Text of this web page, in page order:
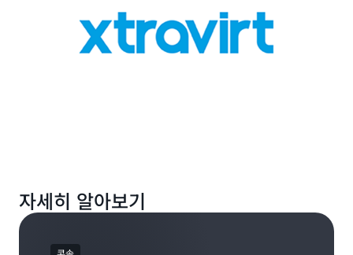
자세히 알아보기